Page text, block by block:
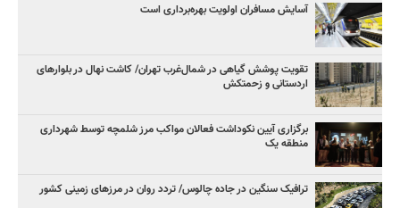
آسایش مسافران اولویت بهره‌برداری است
تقویت پوشش گیاهی در شمال‌غرب تهران/ کاشت نهال در بلوارهای
اردستانی و زحمتکش
برگزاری آیین نکوداشت فعالان مواکب مرز شلمچه توسط شهرداری
منطقه یک
ترافیک سنگین در جاده چالوس/ تردد روان در مرزهای زمینی کشور